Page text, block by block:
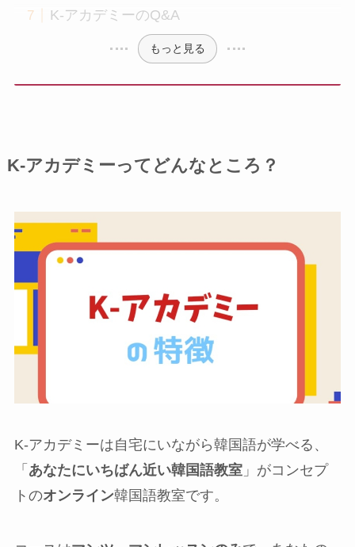
K-アカデミーのQ&A
もっと見る
K-アカデミーってどんなところ？
K-アカデミーは自宅にいながら韓国語が学べる、
「 あなたにいちばん近い韓国語教室」がコンセプ
トのオンライン韓国語教室です。